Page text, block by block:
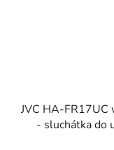
JVC HA-FR17UC
- sluchátka do